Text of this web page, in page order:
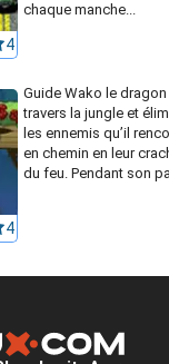
4
chaque manche...
4
Guide Wako le dragon
travers la jungle et
les ennemis qu’il
en chemin en leur
du feu. Pendant son